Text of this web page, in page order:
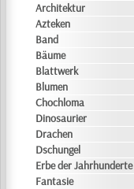
Architektur
Azteken
Band
Bäume
Blattwerk
Blumen
Chochloma
Dinosaurier
Drachen
Dschungel
Erbe der Jahrhunderte
Fantasie